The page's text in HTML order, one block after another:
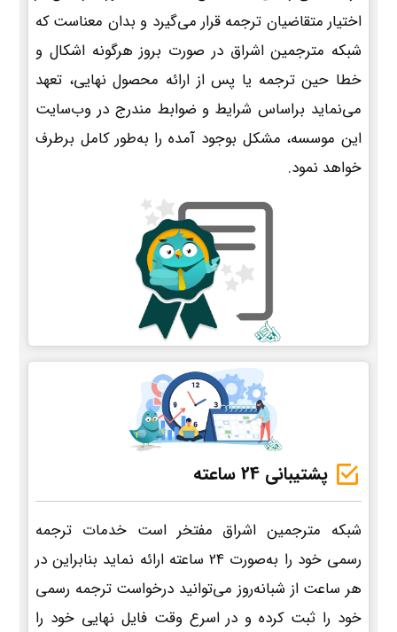
اختیار متقاضیان ترجمه قرار می‌گیرد و بدان معناست که
شبکه مترجمین اشراق در صورت بروز هرگونه اشکال و
خطا حین ترجمه یا پس از ارائه محصول نهایی، تعهد
می‌نماید براساس شرایط و ضوابط مندرج در وب‌سایت
این موسسه، مشکل بوجود آمده را به‌طور کامل برطرف
خواهد نمود.
پشتیبانی 24 ساعته
شبکه مترجمین اشراق مفتخر است خدمات ترجمه
رسمی خود را به‌صورت 24 ساعته ارائه نماید بنابراین در
هر ساعت از شبانه‌روز می‌توانید درخواست ترجمه رسمی
خود را ثبت کرده و در اسرع وقت فایل نهایی خود را